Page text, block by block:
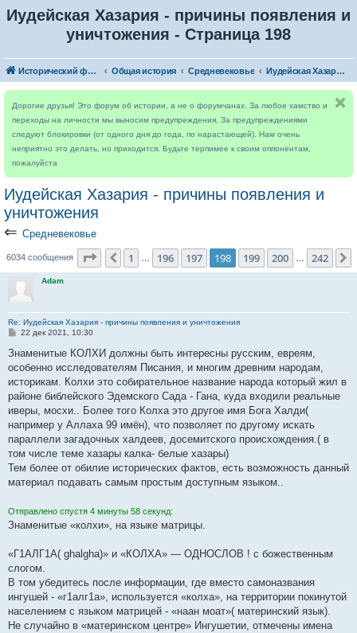
Иудейская Хазария - причины появления и
уничтожения - Страница 198
Исторический форум Общая история Средневековье Иудейская Хазария - причины появления и уничтожения
Дорогие друзья! Это форум об истории, а не о форумчанах. За любое хамство и
переходы на личности мы выносим предупреждения. За предупреждениями
следуют блокировки (от одного дня до года, по нарастающей). Нам очень
неприятно это делать, но приходится. Будьте терпимее к своим оппонентам,
пожалуйста
Иудейская Хазария - причины появления и
уничтожения
⇐ Средневековье
6034 сообщения Страница 198из 242
Пред.
1 196 197 198 199 200 242
Adam
Re: Иудейская Хазария - причины появления и уничтожения
С
о
щ
е
и
е
22 дек 2021, 10:30
Знаменитые КОЛХИ должны быть интересны русским, евреям,
особенно исследователям Писания, и многим древним народам,
историкам. Колхи это собирательное название народа который жил в
районе библейского Эдемского Сада - Гана, куда входили реальные
иверы, мосхи.. Более того Колха это другое имя Бога Халди(
например у Аллаха 99 имён), что позволяет по другому искать
параллели загадочных халдеев, досемитского происхождения.( в
том числе теме хазары калка- белые хазары)
Тем более от обилие исторических фактов, есть возможность данный
материал подавать самым простым доступным языком..
Отправлено спустя 4 минуты 58 секунд:
Знаменитые «колхи», на языке матрицы.
«Г1АЛГ1А( ghalgha)» и «КОЛХА» — ОДНОСЛОВ ! с божественным
слогом.
В том убедитесь после информации, где вместо самоназвания
ингушей - «г1алг1а», используется «колха», на территории покинутой
населением с языком матрицей - «наан моат»( материнский язык).
Не случайно в «материнском центре» Ингушетии, отмечены имена